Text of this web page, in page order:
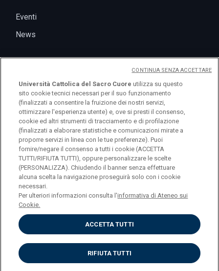
Eventi
News
logo UC
© Università Cattolica del Sacro Cuore Largo A.
Gemelli 1, 20123 Milano PI 02133120150
Privacy
Cookies
Impostazione dei cookies
Università Cattolica del Sacro Cuore utilizza su questo
sito cookie tecnici necessari per il suo funzionamento
(finalizzati a consentire la fruizione dei nostri servizi,
ottimizzare l'esperienza utente) e, ove si presti il consenso,
cookie ed altri strumenti di tracciamento e di profilazione
(finalizzati a elaborare statistiche e comunicazioni mirate a
proporre servizi in linea con le tue preferenze). Puoi
fornire/negare il consenso a tutti i cookie (ACCETTA
TUTTI/RIFIUTA TUTTI), oppure personalizzare le scelte
(PERSONALIZZA). Chiudendo il banner senza effettuare
alcuna scelta la navigazione proseguirà solo con i cookie
necessari.
Per ulteriori informazioni consulta l'informativa di Ateneo sui
Cookie.
ACCETTA TUTTI
RIFIUTA TUTTI
CONTINUA SENZA ACCETTARE